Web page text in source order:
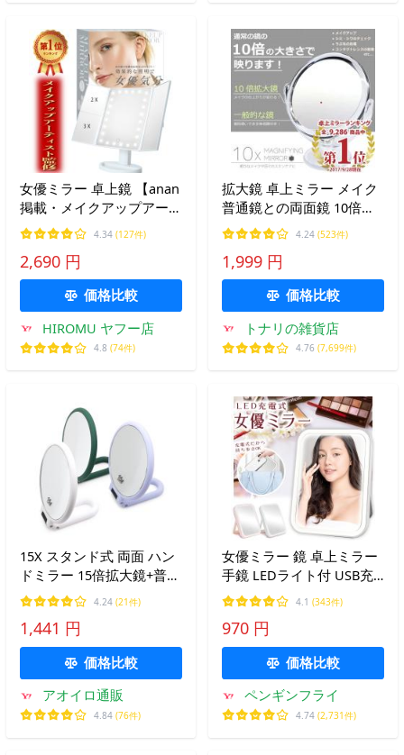
女優ミラー 卓上鏡 【anan
掲載・メイクアップアーテ
ィスト監修】 化粧鏡 メイ
クミラー LEDライト付き
三面鏡 鏡 ミラー 三面鏡
卓上
4.34 (127件)
2,690 円
価格比較
HIROMU ヤフー店
4.8 (74件)
拡大鏡 卓上ミラー メイク
普通鏡との両面鏡 10倍鏡
化粧鏡 (宅配便送料無料)
4.24 (523件)
1,999 円
価格比較
トナリの雑貨店
4.76 (7,699件)
15X スタンド式 両面 ハン
ドミラー 15倍拡大鏡+普通
鏡 手持ちミラー メイクア
ップミラー 鏡 両面ペデス
タル拡大
4.24 (21件)
1,441 円
価格比較
アオイロ通販
4.84 (76件)
女優ミラー 鏡 卓上ミラー
手鏡 LEDライト付 USB充
電式 コンパクトミラー 折
りたたみ
4.1 (343件)
970 円
価格比較
ペンギンフライ
4.74 (2,731件)